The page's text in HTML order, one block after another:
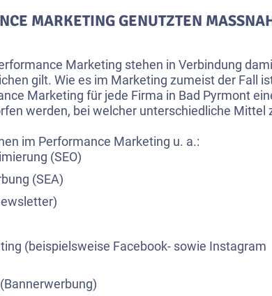
MARKETING GENUTZTEN
Marketing stehen in Verbindung
gilt. Wie es im Marketing zumeist der Fall
Marketing für jede Firma in Bad Pyrmont
werden, bei welcher unterschiedliche Mittel
im Performance Marketing u. a.:
(SEO)
(SEA)
)
(beispielsweise Facebook- sowie Instagram